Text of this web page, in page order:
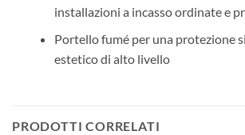
installazioni a incasso ordinate e
Portello fumé per una protezione
estetico di alto livello
PRODOTTI CORRELATI